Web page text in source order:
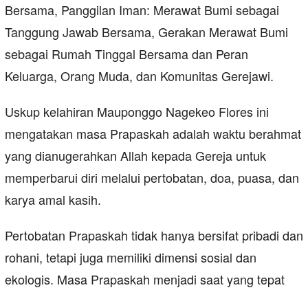
Bersama, Panggilan Iman: Merawat Bumi sebagai
Tanggung Jawab Bersama, Gerakan Merawat Bumi
sebagai Rumah Tinggal Bersama dan Peran
Keluarga, Orang Muda, dan Komunitas Gerejawi.
Uskup kelahiran Mauponggo Nagekeo Flores ini
mengatakan masa Prapaskah adalah waktu berahmat
yang dianugerahkan Allah kepada Gereja untuk
memperbarui diri melalui pertobatan, doa, puasa, dan
karya amal kasih.
Pertobatan Prapaskah tidak hanya bersifat pribadi dan
rohani, tetapi juga memiliki dimensi sosial dan
ekologis. Masa Prapaskah menjadi saat yang tepat